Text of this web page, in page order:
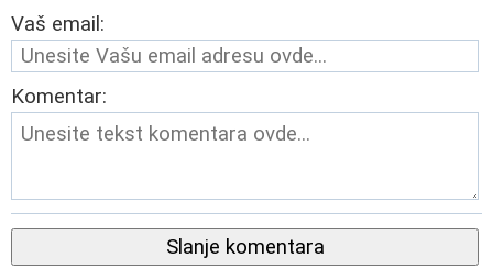
Vaš email:
Komentar:
Slanje komentara